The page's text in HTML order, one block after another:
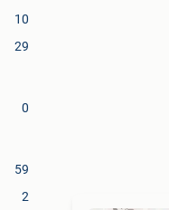
10
29
0
59
2